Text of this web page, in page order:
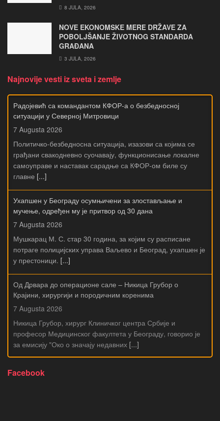
8 JULA, 2026
NOVE EKONOMSKE MERE DRŽAVE ZA
POBOLJŠANJE ŽIVOTNOG STANDARDA
GRAĐANA
3 JULA, 2026
Najnovije vesti iz sveta i zemlje
Радојевић са командантом КФОР-а о безбедносној
ситуацији у Северној Митровици
7 Augusta 2026
Политичко-безбедносна ситуација, изазови са којима се
грађани свакодневно суочавају, функционисање локалне
самоуправе и наставак сарадње са КФОР-ом биле су
главне [...]
Ухапшен у Београду осумњичени за злостављање и
мучење, одређен му је притвор од 30 дана
7 Augusta 2026
Мушкарац М. С. стар 30 година, за којим су расписане
потраге полицијских управа Ваљево и Београд, ухапшен је
у престоници. [...]
Од Дрвара до операционе сале – Никица Грубор о
Крајини, хирургији и породичним коренима
7 Augusta 2026
Никица Грубор, хирург Клиничког центра Србије и
професор Медицинског факултета у Београду, говорио је
за емисију "Око о значају недавних [...]
Facebook